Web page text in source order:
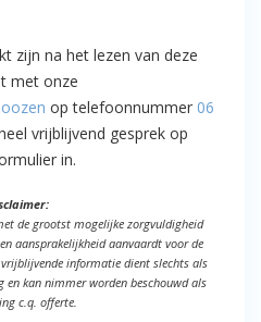
zijn na het lezen van deze
met onze
op telefoonnummer 06
vrijblijvend gesprek op
in.
de grootst mogelijke zorgvuldigheid
aansprakelijkheid aanvaardt voor de
informatie dient slechts als
kan nimmer worden beschouwd als
c.q. offerte.